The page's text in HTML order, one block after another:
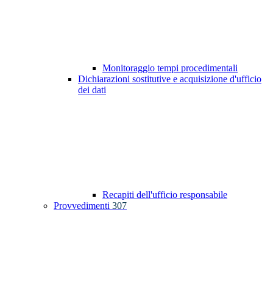
Monitoraggio tempi procedimentali
Dichiarazioni sostitutive e acquisizione d'ufficio
dei dati
Recapiti dell'ufficio responsabile
Provvedimenti 307